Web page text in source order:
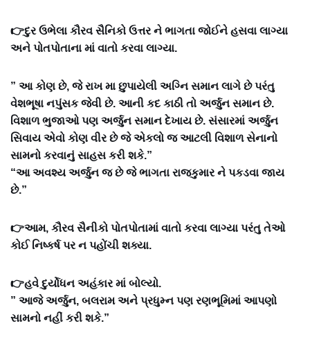
👉દુર ઉભેલા કૌરવ સૈનિકો ઉત્તર ને ભાગતા જોઈને હસવા લાગ્યા
અને પોતપોતાના માં વાતો કરવા લાગ્યા.
” આ કોણ છે, જે રાખ મા છુપાયેલી અગ્નિ સમાન લાગે છે પરંતુ
વેશભૂષા નપુંસક જેવી છે. આની કદ કાઠી તો અર્જુન સમાન છે.
વિશાળ ભુજાઓ પણ અર્જુન સમાન દેખાય છે. સંસારમાં અર્જુન
સિવાય એવો કોણ વીર છે જે એકલો જ આટલી વિશાળ સેનાનો
સામનો કરવાનું સાહસ કરી શકે.”
“આ અવશ્ય અર્જુન જ છે જે ભાગતા રાજકુમાર ને પકડવા જાય
છે.”
👉આમ, કૌરવ સૈનીકો પોતપોતામાં વાતો કરવા લાગ્યા પરંતુ તેઓ
કોઈ નિષ્કર્ષ પર ન પહોંચી શક્યા.
👉હવે દુર્યોધન અહંકાર માં બોલ્યો.
” આજે અર્જુન, બલરામ અને પ્રધુમ્ન પણ રણભૂમિમાં આપણો
સામનો નહીં કરી શકે.”